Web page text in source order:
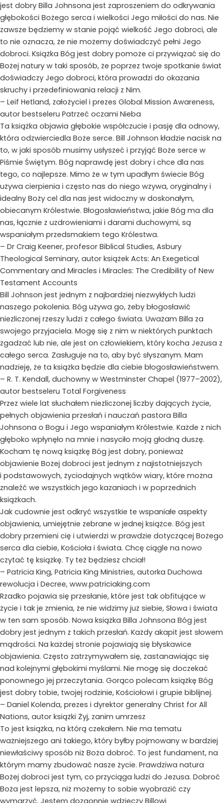
jest dobry Billa Johnsona jest zaproszeniem do odkrywania
głębokości Bożego serca i wielkości Jego miłości do nas. Nie
zawsze będziemy w stanie pojąć wielkość Jego dobroci, ale
to nie oznacza, że nie możemy doświadczyć pełni Jego
dobroci. Książka Bóg jest dobry pomoże ci przywiązać się do
Bożej natury w taki sposób, że poprzez twoje spotkanie świat
doświadczy Jego dobroci, która prowadzi do okazania
skruchy i przedefiniowania relacji z Nim.
– Leif Hetland, założyciel i prezes Global Mission Awareness,
autor bestseleru Patrzeć oczami Nieba
Ta książka objawia głębokie współczucie i pasję dla odnowy,
która odzwierciedla Boże serce. Bill Johnson kładzie nacisk na
to, w jaki sposób musimy usłyszeć i przyjąć Boże serce w
Piśmie Świętym. Bóg naprawdę jest dobry i chce dla nas
tego, co najlepsze. Mimo że w tym upadłym świecie Bóg
używa cierpienia i często nas do niego wzywa, oryginalny i
idealny Boży cel dla nas jest widoczny w doskonałym,
obiecanym Królestwie. Błogosławieństwa, jakie Bóg ma dla
nas, łącznie z uzdrowieniami i darami duchowymi, są
wspaniałym przedsmakiem tego Królestwa.
– Dr Craig Keener, profesor Biblical Studies, Asbury
Theological Seminary, autor książek Acts: An Exegetical
Commentary and Miracles i Miracles: The Credibility of New
Testament Accounts
Bill Johnson jest jednym z najbardziej niezwykłych ludzi
naszego pokolenia. Bóg używa go, żeby błogosławić
niezliczonej rzeszy ludzi z całego świata. Uważam Billa za
swojego przyjaciela. Mogę się z nim w niektórych punktach
zgadzać lub nie, ale jest on człowiekiem, który kocha Jezusa z
całego serca. Zasługuje na to, aby być słyszanym. Mam
nadzieję, że ta książka będzie dla ciebie błogosławieństwem.
– R. T. Kendall, duchowny w Westminster Chapel (1977–2002),
autor bestseleru Total Forgiveness
Przez wiele lat słuchałem niezliczonej liczby dających życie,
pełnych objawienia przesłań i nauczań pastora Billa
Johnsona o Bogu i Jego wspaniałym Królestwie. Każde z nich
głęboko wpłynęło na mnie i nasyciło moją głodną duszę.
Kocham tę nową książkę Bóg jest dobry, ponieważ
objawienie Bożej dobroci jest jednym z najistotniejszych
i podstawowych, życiodajnych wątków wiary, które można
znaleźć we wszystkich jego kazaniach i w poprzednich
książkach.
Jak cudownie jest odkryć wszystkie te wspaniałe aspekty
objawienia, umiejętnie zebrane w jednej książce. Bóg jest
dobry przemieni cię i utwierdzi w prawdzie dotyczącej Bożego
serca dla ciebie, Kościoła i świata. Chcę ciągle na nowo
czytać tę książkę. Ty też będziesz chciał!
– Patricia King, Patricia King Ministries, autorka Duchowa
rewolucja i Decree, www.patriciaking.com
Rzadko pojawia się przesłanie, które jest tak obfitujące w
życie i tak je zmienia, że nie widzimy już siebie, Słowa i świata
w ten sam sposób. Nowa książka Billa Johnsona Bóg jest
dobry jest jednym z takich przesłań. Każdy akapit jest słowem
mądrości. Na każdej stronie pojawiają się błyskawice
objawienia. Często zatrzymywałem się, zastanawiając się
nad kolejnymi głębokimi myślami. Nie mogę się doczekać
ponownego jej przeczytania. Gorąco polecam książkę Bóg
jest dobry tobie, twojej rodzinie, Kościołowi i grupie biblijnej.
– Daniel Kolenda, prezes i dyrektor generalny Christ for All
Nations, autor książki Żyj, zanim umrzesz
To jest książka, na którą czekałem. Nie ma tematu
ważniejszego ani takiego, który byłby pojmowany w bardziej
niewłaściwy sposób niż Boża dobroć. To jest fundament, na
którym mamy zbudować nasze życie. Prawdziwa natura
Bożej dobroci jest tym, co przyciąga ludzi do Jezusa. Dobroć
Boża jest lepsza, niż możemy to sobie wyobrazić czy